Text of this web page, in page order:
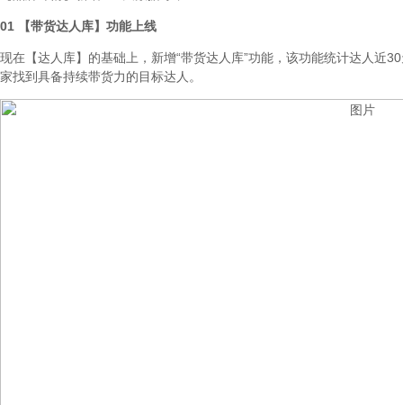
01 【带货达人库】功能上线
现在【达人库】的基础上，新增“带货达人库”功能，该功能统计达人近
家找到具备持续带货力的目标达人。